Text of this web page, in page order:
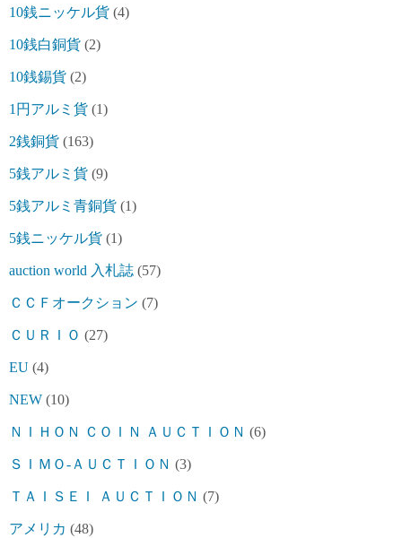
10銭ニッケル貨 (4)
10銭白銅貨 (2)
10銭錫貨 (2)
1円アルミ貨 (1)
2銭銅貨 (163)
5銭アルミ貨 (9)
5銭アルミ青銅貨 (1)
5銭ニッケル貨 (1)
auction world 入札誌 (57)
ＣＣＦオークション (7)
ＣＵＲＩＯ (27)
EU (4)
NEW (10)
ＮＩＨＯＮ ＣＯＩＮ ＡＵＣＴＩＯＮ (6)
ＳＩＭＯ-ＡＵＣＴＩＯＮ (3)
ＴＡＩＳＥＩ ＡＵＣＴＩＯＮ (7)
アメリカ (48)